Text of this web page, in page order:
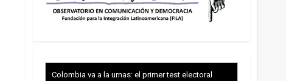
Colombia va a la urnas: el primer test electoral